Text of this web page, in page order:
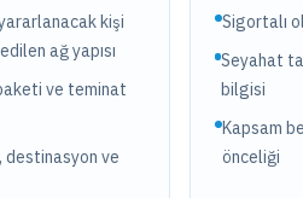
kişi
ağ yapısı
ve teminat
destinasyon ve
Sigortalı
Seyahat
bilgisi
Kapsam
önceliği